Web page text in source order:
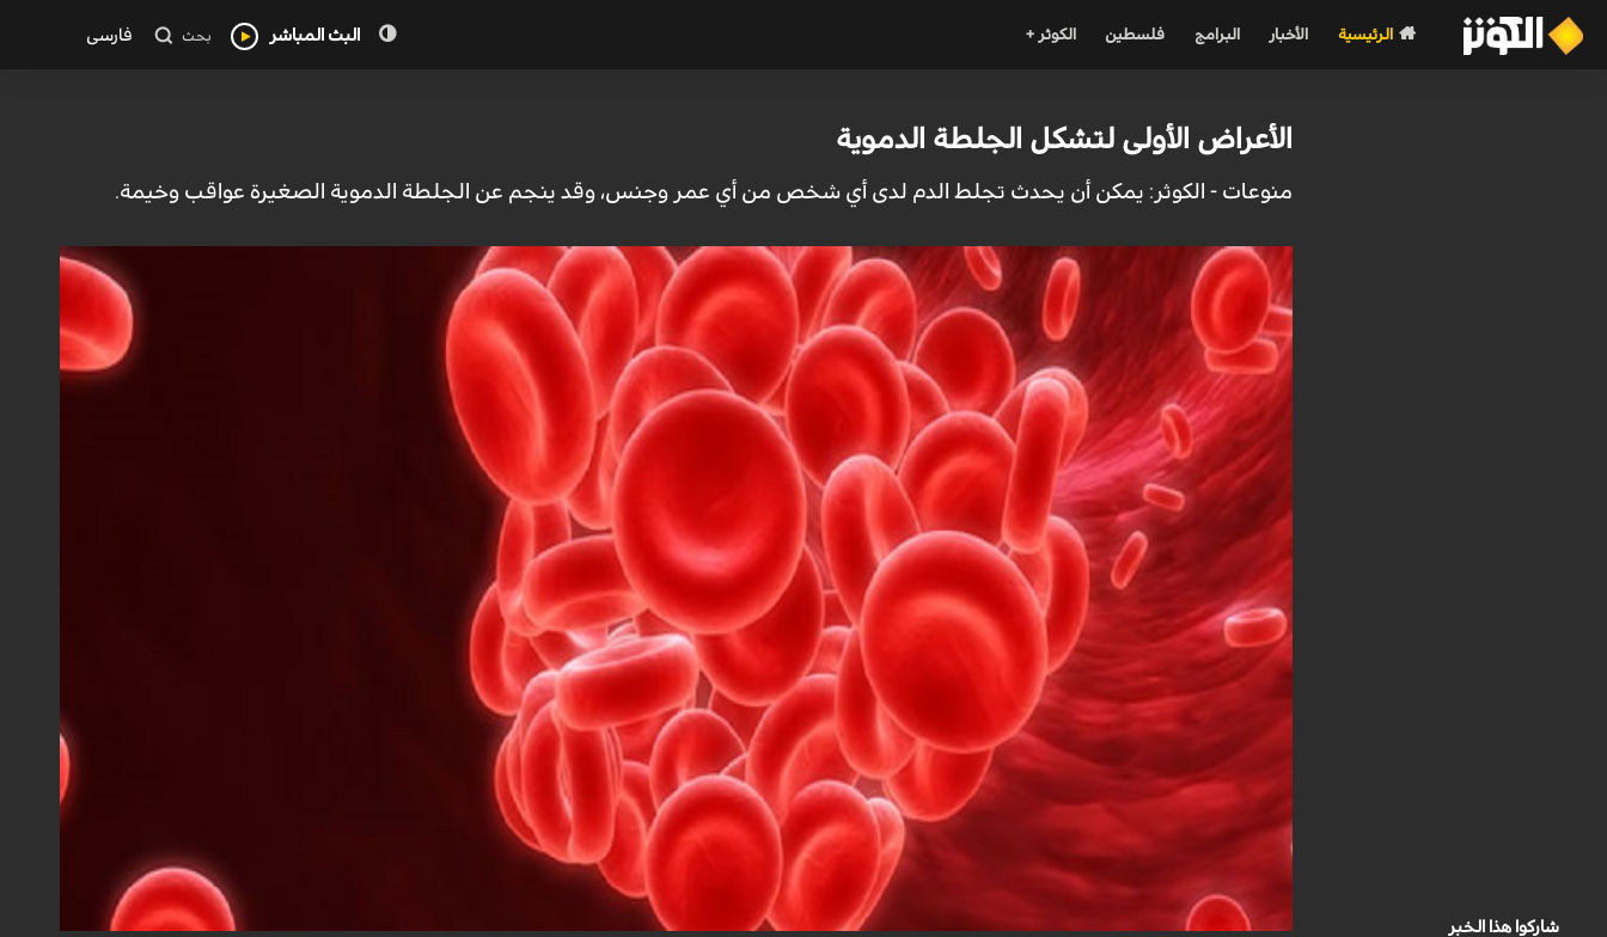
الرئيسية الأخبار البرامج فلسطين الكوثر + البث المباشر بحث فارسی
شاركوا هذا الخبر
الأعراض الأولى لتشكل الجلطة الدموية
منوعات - الكوثر: يمكن أن يحدث تجلط الدم لدى أي شخص من أي عمر وجنس، وقد ينجم عن الجلطة الدموية الصغيرة عواقب وخيمة.